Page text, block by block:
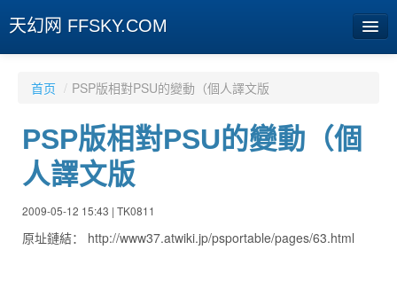
天幻网 FFSKY.COM
娱乐
首页 / PSP版相對PSU的變動（個人譯文版
PSP版相對PSU的變動（個
人譯文版
2009-05-12 15:43 | TK0811
原址鏈結： http://www37.atwiki.jp/psportable/pages/63.html